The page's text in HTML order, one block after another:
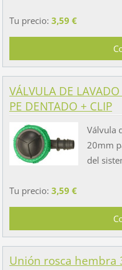
Tu precio: 3,59 €
VÁLVULA DE
PE DENTADO + CLIP
Válvula
20mm
del
Tu precio: 3,59 €
Unión rosca hembra